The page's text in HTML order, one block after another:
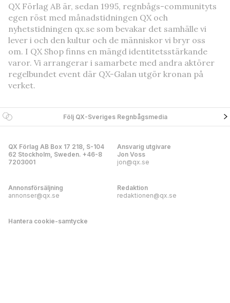
QX Förlag AB är, sedan 1995, regnbågs-communityts
egen röst med månadstidningen QX och
nyhetstidningen qx.se som bevakar det samhälle vi
lever i och den kultur och de människor vi bryr oss
om. I QX Shop finns en mängd identitetsstärkande
varor. Vi arrangerar i samarbete med andra aktörer
regelbundet event där QX-Galan utgör kronan på
verket.
Följ QX-Sveriges Regnbågsmedia
QX Förlag AB Box 17 218, S-104
62 Stockholm, Sweden. +46-8
7203001
Ansvarig utgivare
Jon Voss
jon@qx.se
Annonsförsäljning
annonser@qx.se
Redaktion
redaktionen@qx.se
Hantera cookie-samtycke